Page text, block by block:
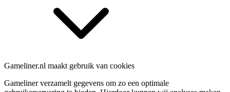
Gameliner.nl maakt gebruik van cookies
Gameliner verzamelt gegevens om zo een optimale